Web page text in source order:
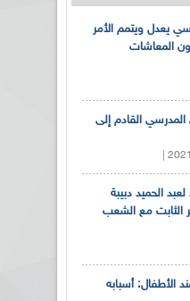
يعدل ويتمم الأمر
المعاشات
المدرسي القادم إلى
الحميد دبيبة
الثابت مع الشعب
الأطفال: أسبابه